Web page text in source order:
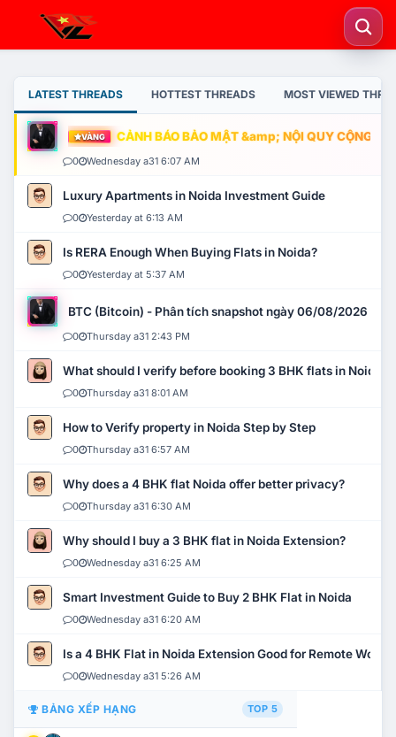
LATEST THREADS HOTTEST THREADS MOST VIEWED
VÀNG CẢNH BÁO BẢO MẬT &amp; NỘI QUY CỘNG
0 Wednesday a31 6:07 AM
Luxury Apartments in Noida Investment Guide
0 Yesterday at 6:13 AM
Is RERA Enough When Buying Flats in Noida?
0 Yesterday at 5:37 AM
BTC (Bitcoin) - Phân tích snapshot ngày 06/08/2026
0 Thursday a31 2:43 PM
What should I verify before booking 3 BHK flats in Noida?
0 Thursday a31 8:01 AM
How to Verify property in Noida Step by Step
0 Thursday a31 6:57 AM
Why does a 4 BHK flat Noida offer better privacy?
0 Thursday a31 6:30 AM
Why should I buy a 3 BHK flat in Noida Extension?
0 Wednesday a31 6:25 AM
Smart Investment Guide to Buy 2 BHK Flat in Noida
0 Wednesday a31 6:20 AM
Is a 4 BHK Flat in Noida Extension Good for Remote Work?
0 Wednesday a31 5:26 AM
BẢNG XẾP HẠNG TOP 5